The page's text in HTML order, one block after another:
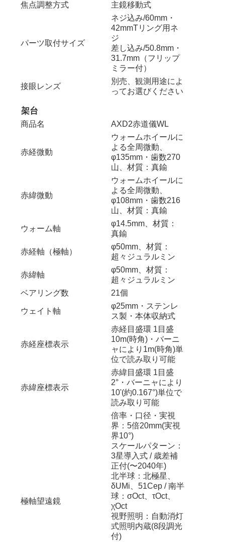
焦点調整方式
主鏡移動式
パーツ取付サイズ
ネジ込み/60mm・
42mmTリング用ネ
ジ
差し込み/50.8mm・
31.7mm（フリップ
ミラー付）
接眼レンズ
別売、観測用途によ
ってお選びください
架台
商品名 AXD2赤道儀WL
赤経微動
ウォームホイールに
よる全周微動、
φ135mm・歯数270
山、材質：真鍮
赤緯微動
ウォームホイールに
よる全周微動、
φ108mm・歯数216
山、材質：真鍮
ウォーム軸
φ14.5mm、材質：
真鍮
赤経軸（極軸）
φ50mm、材質：
超々ジュラルミン
赤緯軸
φ50mm、材質：
超々ジュラルミン
ベアリング数
21個
ウェイト軸
φ25mm・ステンレ
ス製・本体収納式
赤経座標表示
赤経目盛環 1目盛
10m(時角)・バーニ
ャにより1m(時角)単
位で読み取り可能
赤緯座標表示
赤緯目盛環 1目盛
2°・バーニャにより
10'(約0.167°)単位で
読み取り可能
極軸望遠鏡
倍率・口径・実視
界：5倍20mm(実視
界10°)
スケールパターン：
3星導入式 / 歳差補
正付(〜2040年)
北半球：北極星、
δUMi、51Cep / 南半
球：σOct、τOct、
χOct
視野照明：自動消灯
式照明内蔵(8段調光
付)